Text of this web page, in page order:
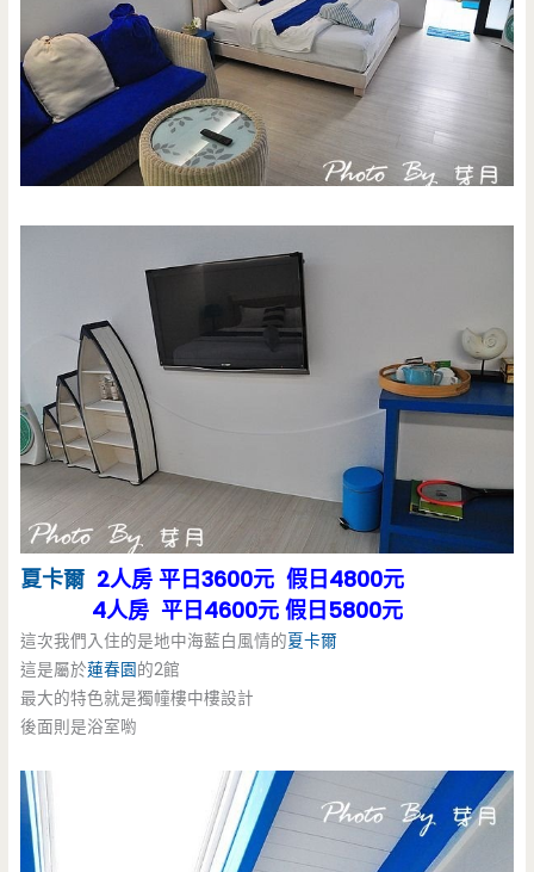
夏卡爾 2人房 平日3600元 假日4800元
4人房 平日4600元 假日5800元
這次我們入住的是地中海藍白風情的夏卡爾
這是屬於蓮春園的2館
最大的特色就是獨幢樓中樓設計
後面則是浴室喲